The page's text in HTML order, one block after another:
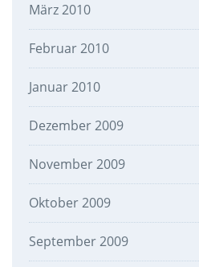
März 2010
Februar 2010
Januar 2010
Dezember 2009
November 2009
Oktober 2009
September 2009